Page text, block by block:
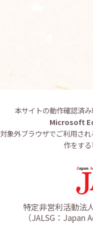
本サイトの動作確認済
Microsoft
対象外ブラウザでご利用さ
作をする
特定非営利活動法
（JALSG：Japan